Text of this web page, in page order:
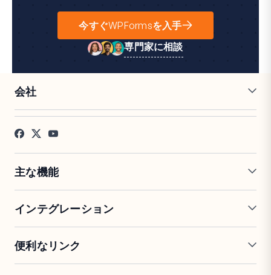
今すぐWPFormsを入手
専門家に相談
会社
採用情報
お客様の声
プレス
アフィリエイト
主な機能
条件付きロジック
会話型フォーム
フォームランディングページ
エントリー管理
PDF生成
署名フォーム
インテグレーション
Google Sheets
Salesforce
Stripe
便利なリンク